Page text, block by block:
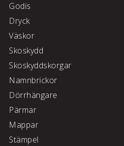
Godis
Dryck
Väskor
Skoskydd
Skoskyddskorgar
Namnbrickor
Dörrhängare
Pärmar
Mappar
Stämpel